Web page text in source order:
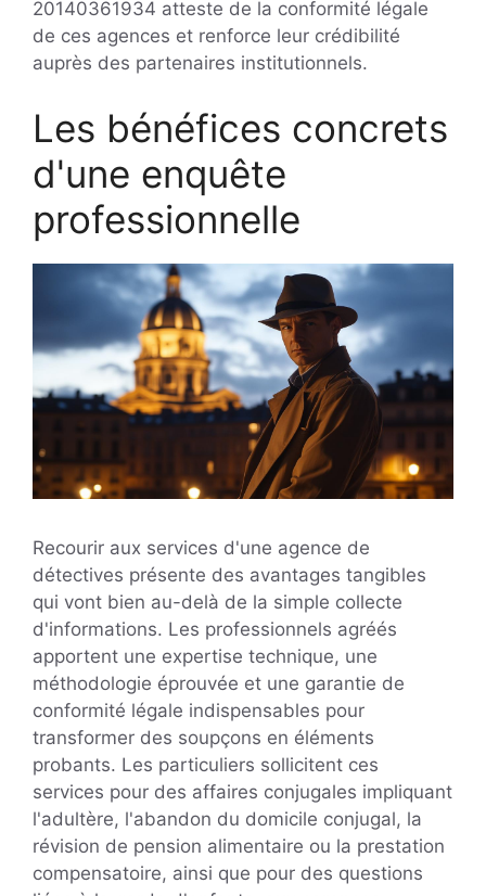
20140361934 atteste de la conformité légale
de ces agences et renforce leur crédibilité
auprès des partenaires institutionnels.
Les bénéfices concrets
d'une enquête
professionnelle
Recourir aux services d'une agence de
détectives présente des avantages tangibles
qui vont bien au-delà de la simple collecte
d'informations. Les professionnels agréés
apportent une expertise technique, une
méthodologie éprouvée et une garantie de
conformité légale indispensables pour
transformer des soupçons en éléments
probants. Les particuliers sollicitent ces
services pour des affaires conjugales impliquant
l'adultère, l'abandon du domicile conjugal, la
révision de pension alimentaire ou la prestation
compensatoire, ainsi que pour des questions